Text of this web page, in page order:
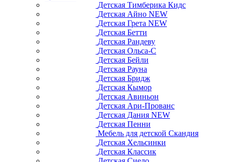
Детская Тимберика Кидс
Детская Айно NEW
Детская Грета NEW
Детская Бетти
Детская Рандеву
Детская Ольса-С
Детская Бейли
Детская Рауна
Детская Бридж
Детская Кымор
Детская Авиньон
Детская Ари-Прованс
Детская Дания NEW
Детская Пенни
Мебель для детской Скандия
Детская Хельсинки
Детская Классик